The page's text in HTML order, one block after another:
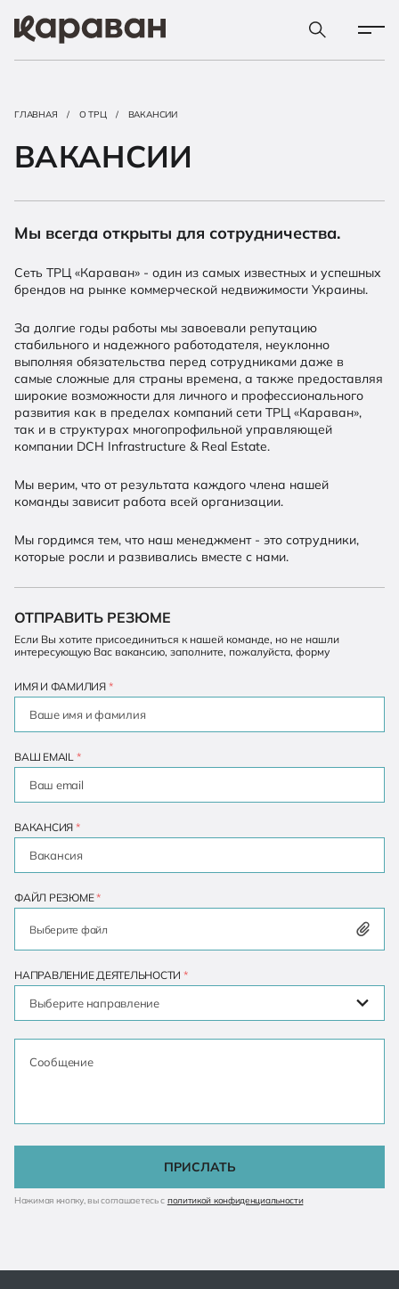
ГЛАВНАЯ О ТРЦ ВАКАНСИИ
ВАКАНСИИ
Мы всегда открыты для сотрудничества.
Сеть ТРЦ «Караван» - один из самых известных и успешных
брендов на рынке коммерческой недвижимости Украины.
За долгие годы работы мы завоевали репутацию
стабильного и надежного работодателя, неуклонно
выполняя обязательства перед сотрудниками даже в
самые сложные для страны времена, а также предоставляя
широкие возможности для личного и профессионального
развития как в пределах компаний сети ТРЦ «Караван»,
так и в структурах многопрофильной управляющей
компании DCH Infrastructure & Real Estate.
Мы верим, что от результата каждого члена нашей
команды зависит работа всей организации.
Мы гордимся тем, что наш менеджмент - это сотрудники,
которые росли и развивались вместе с нами.
ОТПРАВИТЬ РЕЗЮМЕ
Если Вы хотите присоединиться к нашей команде, но не нашли
интересующую Вас вакансию, заполните, пожалуйста, форму
ИМЯ И ФАМИЛИЯ *
ВАШ EMAIL *
ВАКАНСИЯ *
ФАЙЛ РЕЗЮМЕ*
Выберите файл
НАПРАВЛЕНИЕ ДЕЯТЕЛЬНОСТИ *
Выберите направление
ПРИСЛАТЬ
Нажимая кнопку, вы соглашаетесь с политикой конфиденциальности